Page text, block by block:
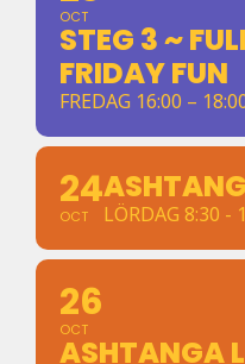
OCT
STEG 3 ~
FRIDAY FUN
FREDAG 16:00 –
24
OCT LÖRDAG 8:30 -
26
OCT
ASHTANGA